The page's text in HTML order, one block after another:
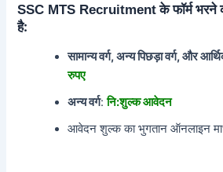
SSC MTS Recruitmentके फॉर्म
है:
सामान्य वर्ग, अन्य पिछड़ा वर्ग, और
रुपए
अन्य वर्ग:नि:शुल्क आवेदन
आवेदन शुल्क का भुगतान ऑनलाइन